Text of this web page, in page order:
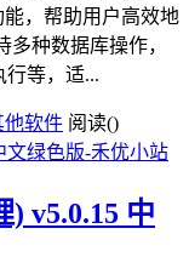
，帮助用户高效地
种数据库操作，
行等，适...
他软件 阅读()
v5.0.15 中